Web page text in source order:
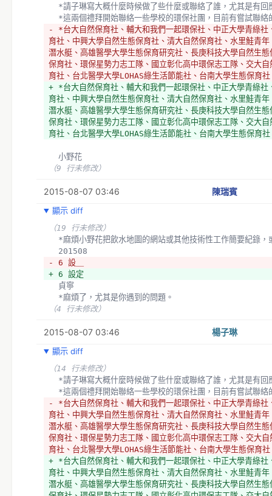
*請子琳寫大概什麼時候做了些什麼或聯絡了誰，尤其是有回
*這兩個禮拜開始聯絡一些學校的環保社團，目前有嘗試聯絡
- *台大自然保育社、輔大和我們一起環保社、中正大學青綠社
育社、中興大學自然生態保育社、清大自然保育社、水里鮭青
潛水艇、高雄醫學大學生態保育研究社、長庚科技大學自然生
保育社、環保星勢力志工隊、國立彰化高中環保志工隊、交大
育社、台北醫學大學LOHAS綠生活節能社、台南大學生態保育
+ *台大自然保育社、輔大和我們一起環保社、中正大學青綠社
育社、中興大學自然生態保育社、清大自然保育社、水里鮭青
潛水艇、高雄醫學大學生態保育研究社、長庚科技大學自然生
保育社、環保星勢力志工隊、國立彰化高中環保志工隊、交大
育社、台北醫學大學LOHAS綠生活節能社、台南大學生態保育
  小野花
（9 行未修改）
2015-08-07 03:46 陳瑞賓
顯示 diff
（19 行未修改）
*麻煩小野花把飲水地圖的網站或其他技術性工作簡要紀錄，
  201508
- 6 設＿
+ 6 設定
  貞寧
  *麻煩了，尤其是你遇到的問題。
（4 行未修改）
2015-08-07 03:46 楊子琳
顯示 diff
（14 行未修改）
*請子琳寫大概什麼時候做了些什麼或聯絡了誰，尤其是有回
*這兩個禮拜開始聯絡一些學校的環保社團，目前有嘗試聯絡
- *台大自然保育社、輔大和我們一起環保社、中正大學青綠社
育社、中興大學自然生態保育社、清大自然保育社、水里鮭青
潛水艇、高雄醫學大學生態保育研究社、長庚科技大學自然生
保育社、環保星勢力志工隊、國立彰化高中環保志工隊、交大
育社、台北醫學大學LOHAS綠生活節能社、台南大學生態保育社
+ *台大自然保育社、輔大和我們一起環保社、中正大學青綠社
育社、中興大學自然生態保育社、清大自然保育社、水里鮭青
潛水艇、高雄醫學大學生態保育研究社、長庚科技大學自然生